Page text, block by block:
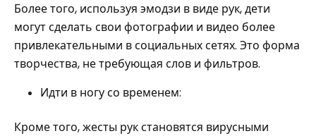
Более того, используя эмодзи в виде рук, дети
могут сделать свои фотографии и видео более
привлекательными в социальных сетях. Это форма
творчества, не требующая слов и фильтров.
Идти в ногу со временем:
Кроме того, жесты рук становятся вирусными